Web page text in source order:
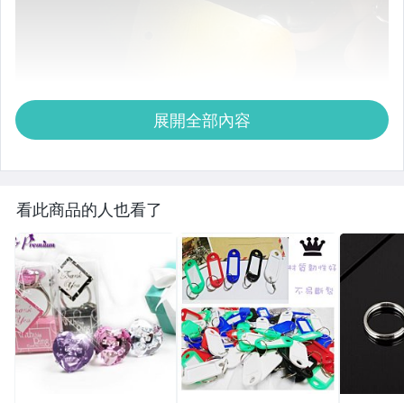
展開全部內容
看此商品的人也看了